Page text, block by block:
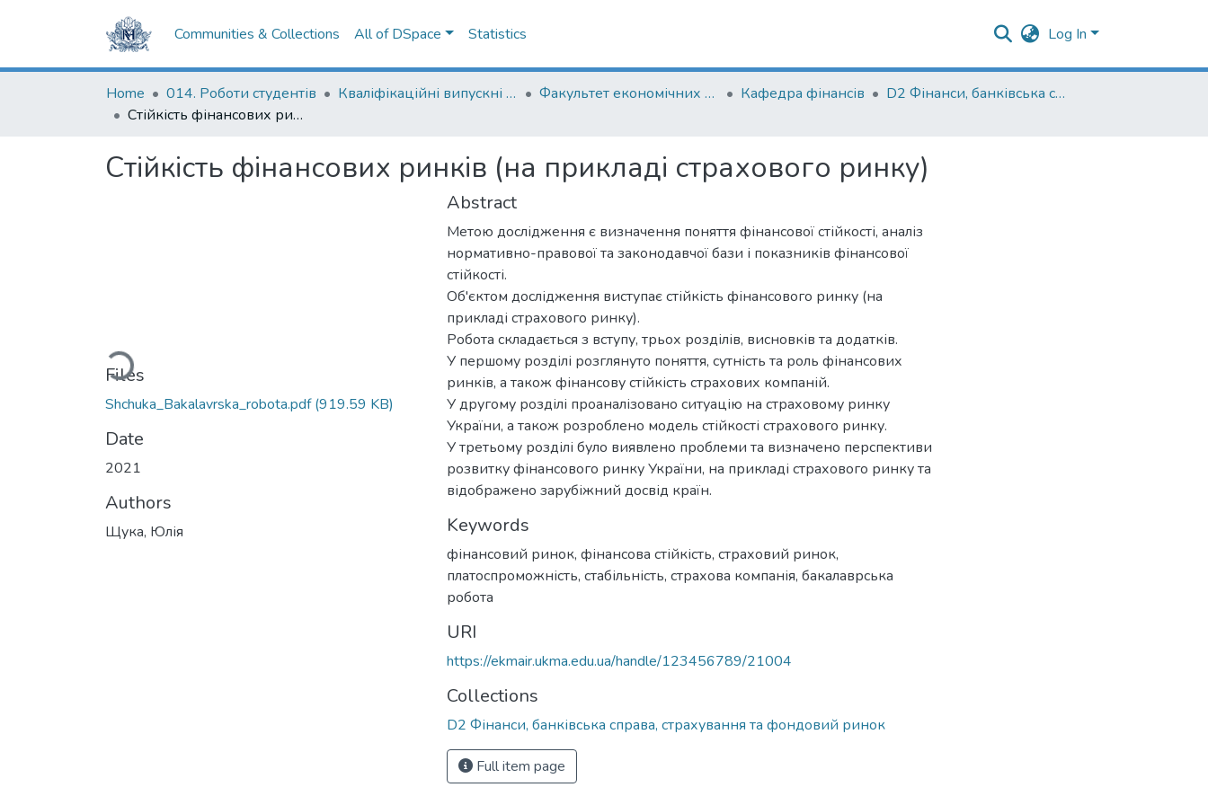
Communities & Collections All of DSpace Statistics Log In
Home 014. Роботи студентів Кваліфікаційні випускні роботи здобувачів вищої освіти бакалаврських програм Факультет економічних наук Кафедра фінансів
D2 Фінанси, банківська справа, страхування та фондовий ринок
Стійкість фінансових ринків (на прикладі страхового ринку)
Стійкість фінансових ринків (на прикладі страхового ринку)
Loading...
Files
Shchuka_Bakalavrska_robota.pdf(919.59 KB)
Date
2021
Authors
Щука, Юлія
Abstract
Метою дослідження є визначення поняття фінансової стійкості, аналіз
нормативно-правової та законодавчої бази і показників фінансової
стійкості.
Об'єктом дослідження виступає стійкість фінансового ринку (на
прикладі страхового ринку).
Робота складається з вступу, трьох розділів, висновків та додатків.
У першому розділі розглянуто поняття, сутність та роль фінансових
ринків, а також фінансову стійкість страхових компаній.
У другому розділі проаналізовано ситуацію на страховому ринку
України, а також розроблено модель стійкості страхового ринку.
У третьому розділі було виявлено проблеми та визначено перспективи
розвитку фінансового ринку України, на прикладі страхового ринку та
відображено зарубіжний досвід країн.
Keywords
фінансовий ринок, фінансова стійкість, страховий ринок,
платоспроможність, стабільність, страхова компанія, бакалаврська
робота
URI
https://ekmair.ukma.edu.ua/handle/123456789/21004
Collections
D2 Фінанси, банківська справа, страхування та фондовий ринок
Full item page